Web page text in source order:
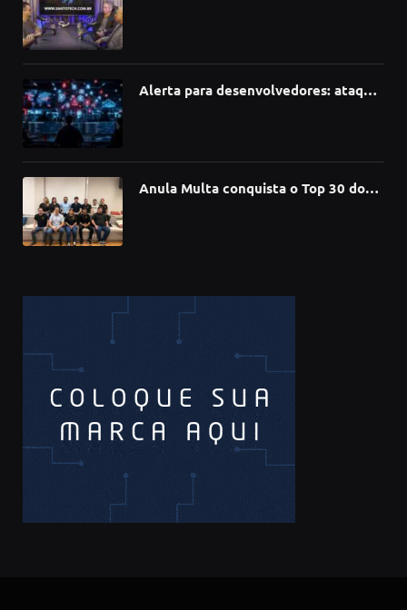
Alerta para desenvolvedores: ataque
Anula Multa conquista o Top 30 do